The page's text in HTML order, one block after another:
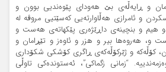
مان و ڕایەڵەی بێ هەودای پێوەندیی بوون و
و ئامرازی هەڵاوارتەیی کەسێتیی مروڤە لە
و هیم و بنچینەی داڕێژەری پێکهاتەی هەست و
هەروەها بیر و هزر و ئاوەز و تێڕامان و
کۆڵەکە و ژێرکۆڵەکەی ڕاگری کۆشکی شکۆداری
“زمانی زگماکی”، ئەستوندەکی تاوڵی